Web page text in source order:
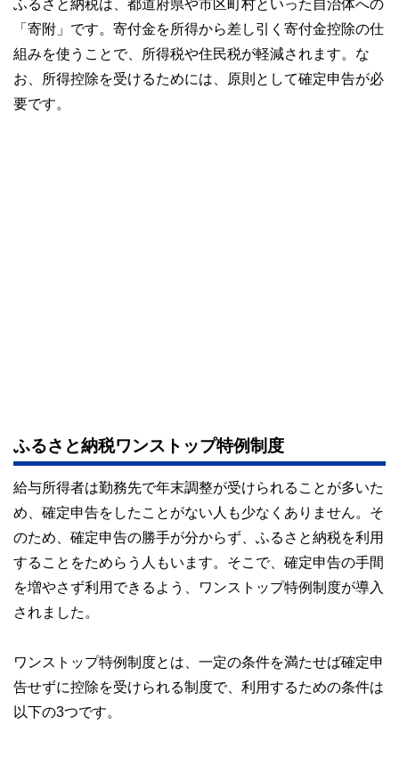
執筆者・監修者による執筆体制を築くことで、内容のわかり
やすさはもちろんのこと、読み応えのあるコンテンツと確か
な情報発信を実現しています。
ふるさと納税は、都道府県や市区町村といった自治体への
「寄附」です。寄付金を所得から差し引く寄付金控除の仕
組みを使うことで、所得税や住民税が軽減されます。な
お、所得控除を受けるためには、原則として確定申告が必
要です。
ふるさと納税ワンストップ特例制度
給与所得者は勤務先で年末調整が受けられることが多いた
め、確定申告をしたことがない人も少なくありません。そ
のため、確定申告の勝手が分からず、ふるさと納税を利用
することをためらう人もいます。そこで、確定申告の手間
を増やさず利用できるよう、ワンストップ特例制度が導入
されました。
ワンストップ特例制度とは、一定の条件を満たせば確定申
告せずに控除を受けられる制度で、利用するための条件は
以下の3つです。